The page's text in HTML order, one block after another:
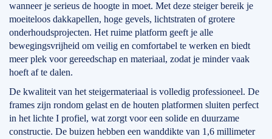
wanneer je serieus de hoogte in moet. Met deze steiger bereik je
moeiteloos dakkapellen, hoge gevels, lichtstraten of grotere
onderhoudsprojecten. Het ruime platform geeft je alle
bewegingsvrijheid om veilig en comfortabel te werken en biedt
meer plek voor gereedschap en materiaal, zodat je minder vaak
hoeft af te dalen.
De kwaliteit van het steigermateriaal is volledig professioneel. De
frames zijn rondom gelast en de houten platformen sluiten perfect
in het lichte I profiel, wat zorgt voor een solide en duurzame
constructie. De buizen hebben een wanddikte van 1,6 millimeter